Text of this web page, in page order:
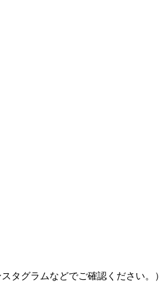
タグラムなどでご確認ください。）